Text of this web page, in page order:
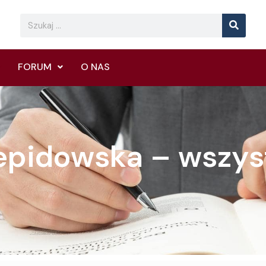
Search Search
FORUM O NAS
–